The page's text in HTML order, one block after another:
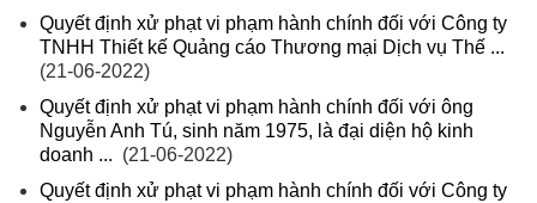
Quyết định xử phạt vi phạm hành chính đối với Công ty
TNHH Thiết kế Quảng cáo Thương mại Dịch vụ Thế ...
(21-06-2022)
Quyết định xử phạt vi phạm hành chính đối với ông
Nguyễn Anh Tú, sinh năm 1975, là đại diện hộ kinh
doanh ... (21-06-2022)
Quyết định xử phạt vi phạm hành chính đối với Công ty